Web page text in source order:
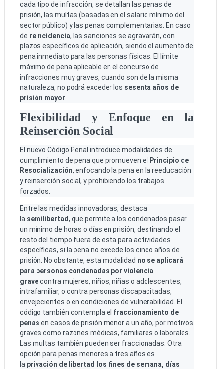
cada tipo de infracción, se detallan las penas de
prisión, las multas (basadas en el salario mínimo del
sector público) y las penas complementarias. En caso
de reincidencia, las sanciones se agravarán, con
plazos específicos de aplicación, siendo el aumento de
pena inmediato para las personas físicas. El límite
máximo de pena aplicable en el concurso de
infracciones muy graves, cuando son de la misma
naturaleza, no podrá exceder los sesenta años de
prisión mayor.
Flexibilidad y Enfoque en la
Reinserción Social
El nuevo Código Penal introduce modalidades de
cumplimiento de pena que promueven el
Principio de
Resocialización, enfocando la pena en la reeducación
y reinserción social, y prohibiendo los trabajos
forzados.
Entre las medidas innovadoras, destaca
la semilibertad, que permite a los condenados pasar
un mínimo de horas o días en prisión, destinando el
resto del tiempo fuera de esta para actividades
específicas, si la pena no excede los cinco años de
prisión. No obstante, esta modalidad no se aplicará
para personas condenadas por violencia
gravecontra mujeres, niños, niñas o adolescentes,
intrafamiliar, o contra personas discapacitadas,
envejecientes o en condiciones de vulnerabilidad. El
código también contempla el fraccionamiento de
penas en casos de prisión menor a un año, por motivos
graves como razones médicas, familiares o laborales.
Las multas también pueden ser fraccionadas. Otra
opción para penas menores a tres años es
la privación de libertad los fines de semana, días